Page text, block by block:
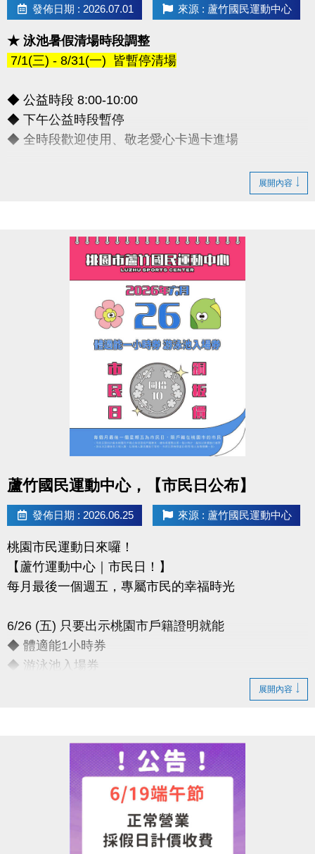
發佈日期 : 2026.07.01 來源 : 蘆竹國民運動中心
★ 泳池暑假清場時段調整
7/1(三) - 8/31(一) 皆暫停清場
◆ 公益時段 8:00-10:00
◆ 下午公益時段暫停
◆ 全時段歡迎使用、敬老愛心卡過卡進場
-洽詢專線：03-2639066 #112
-官網 :
https://www.lzsports.com.tw/zh_TW/news/pageID/1/
-FB : 桃園市蘆竹國民運動中心
-IG : @luzhusports
展開內容
蘆竹國民運動中心，【市民日公布】
發佈日期 : 2026.06.25 來源 : 蘆竹國民運動中心
桃園市民運動日來囉！
【蘆竹運動中心｜市民日！】
每月最後一個週五，專屬市民的幸福時光
6/26 (五) 只要出示桃園市戶籍證明就能
◆ 體適能1小時券
◆ 游泳池入場券
-洽詢專線：03-2639066 #111
-官網 :
https://www.lzsports.com.tw/zh_TW/news/pageID/1/
-FB : 桃園市蘆竹國民運動中心
展開內容